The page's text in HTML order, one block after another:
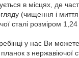
в місцях, де
(чищення і
сталі розміром
у нас Ви
з нержавіючої